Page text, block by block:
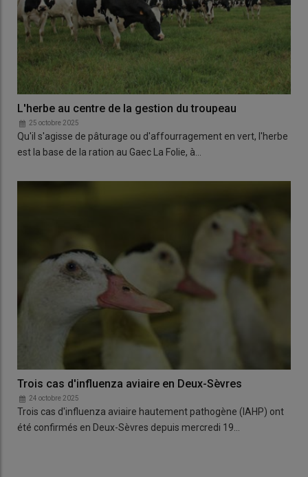
L'herbe au centre de la gestion du troupeau
25 octobre 2025
Qu'il s'agisse de pâturage ou d'affourragement en vert, l'herbe
est la base de la ration au Gaec La Folie, à…
Trois cas d'influenza aviaire en Deux-Sèvres
24 octobre 2025
Trois cas d'influenza aviaire hautement pathogène (IAHP) ont
été confirmés en Deux-Sèvres depuis mercredi 19…